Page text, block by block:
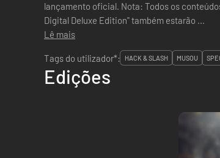
lançamento oficial. Nota: Todos os
Digital Deluxe Edition" também estarão ...
Lê mais
Tags do utilizador*:
HACK & SLASH MUSOU
Edições